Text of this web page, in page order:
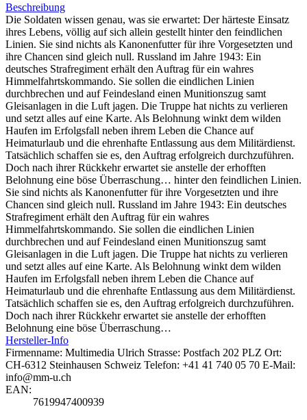
Beschreibung
Die Soldaten wissen genau, was sie erwartet: Der härteste Einsatz
ihres Lebens, völlig auf sich allein gestellt hinter den feindlichen
Linien. Sie sind nichts als Kanonenfutter für ihre Vorgesetzten und
ihre Chancen sind gleich null. Russland im Jahre 1943: Ein
deutsches Strafregiment erhält den Auftrag für ein wahres
Himmelfahrtskommando. Sie sollen die eindlichen Linien
durchbrechen und auf Feindesland einen Munitionszug samt
Gleisanlagen in die Luft jagen. Die Truppe hat nichts zu verlieren
und setzt alles auf eine Karte. Als Belohnung winkt dem wilden
Haufen im Erfolgsfall neben ihrem Leben die Chance auf
Heimaturlaub und die ehrenhafte Entlassung aus dem Militärdienst.
Tatsächlich schaffen sie es, den Auftrag erfolgreich durchzuführen.
Doch nach ihrer Rückkehr erwartet sie anstelle der erhofften
Belohnung eine böse Überraschung… hinter den feindlichen Linien.
Sie sind nichts als Kanonenfutter für ihre Vorgesetzten und ihre
Chancen sind gleich null. Russland im Jahre 1943: Ein deutsches
Strafregiment erhält den Auftrag für ein wahres
Himmelfahrtskommando. Sie sollen die eindlichen Linien
durchbrechen und auf Feindesland einen Munitionszug samt
Gleisanlagen in die Luft jagen. Die Truppe hat nichts zu verlieren
und setzt alles auf eine Karte. Als Belohnung winkt dem wilden
Haufen im Erfolgsfall neben ihrem Leben die Chance auf
Heimaturlaub und die ehrenhafte Entlassung aus dem Militärdienst.
Tatsächlich schaffen sie es, den Auftrag erfolgreich durchzuführen.
Doch nach ihrer Rückkehr erwartet sie anstelle der erhofften
Belohnung eine böse Überraschung…
Hersteller-Info
Firmenname: Multimedia Ulrich Strasse: Postfach 202 PLZ Ort:
CH-6312 Steinhausen Schweiz Telefon: +41 41 740 05 70 E-Mail:
info@mm-u.ch
EAN:
7619947400939